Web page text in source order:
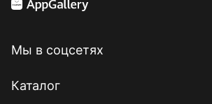
Мы в соцсетях
Каталог